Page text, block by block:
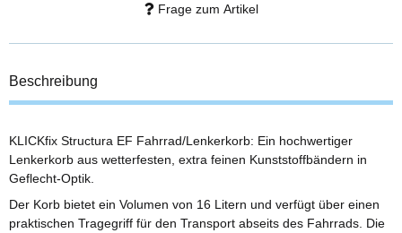
Frage zum Artikel
Beschreibung
KLICKfix Structura EF Fahrrad/Lenkerkorb: Ein hochwertiger
Lenkerkorb aus wetterfesten, extra feinen Kunststoffbändern in
Geflecht-Optik.
Der Korb bietet ein Volumen von 16 Litern und verfügt über einen
praktischen Tragegriff für den Transport abseits des Fahrrads. Die